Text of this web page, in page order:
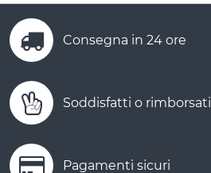
Consegna in 24 ore
Soddisfatti o rimborsati
Pagamenti sicuri